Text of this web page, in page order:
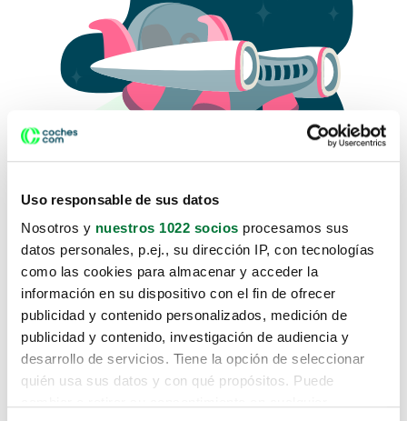
Uso responsable de sus datos
Nosotros y nuestros 1022 socios procesamos sus
datos personales, p.ej., su dirección IP, con tecnologías
como las cookies para almacenar y acceder la
información en su dispositivo con el fin de ofrecer
publicidad y contenido personalizados, medición de
publicidad y contenido, investigación de audiencia y
desarrollo de servicios. Tiene la opción de seleccionar
quién usa sus datos y con qué propósitos. Puede
Lo sentimos, no sabemos como
te hemos traido hasta aquí.
Pero puedes encontrar el coche que estás
buscando en alguno de estos enlaces: